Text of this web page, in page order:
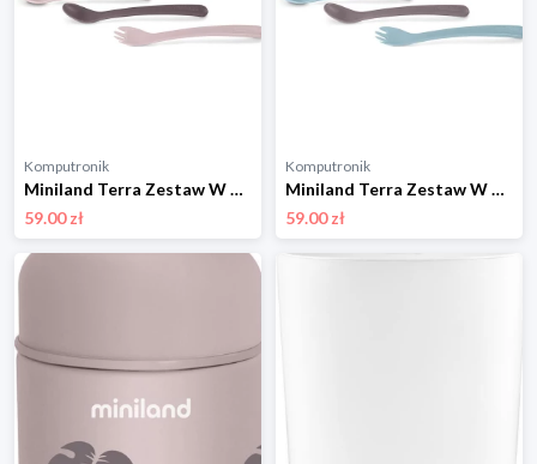
Komputronik
Miniland Terra Zestaw W Etui ML89463 pudrowy róż
59.00 zł
Komputronik
Miniland Terra Zestaw W Etui ML89462 niebieski
59.00 zł